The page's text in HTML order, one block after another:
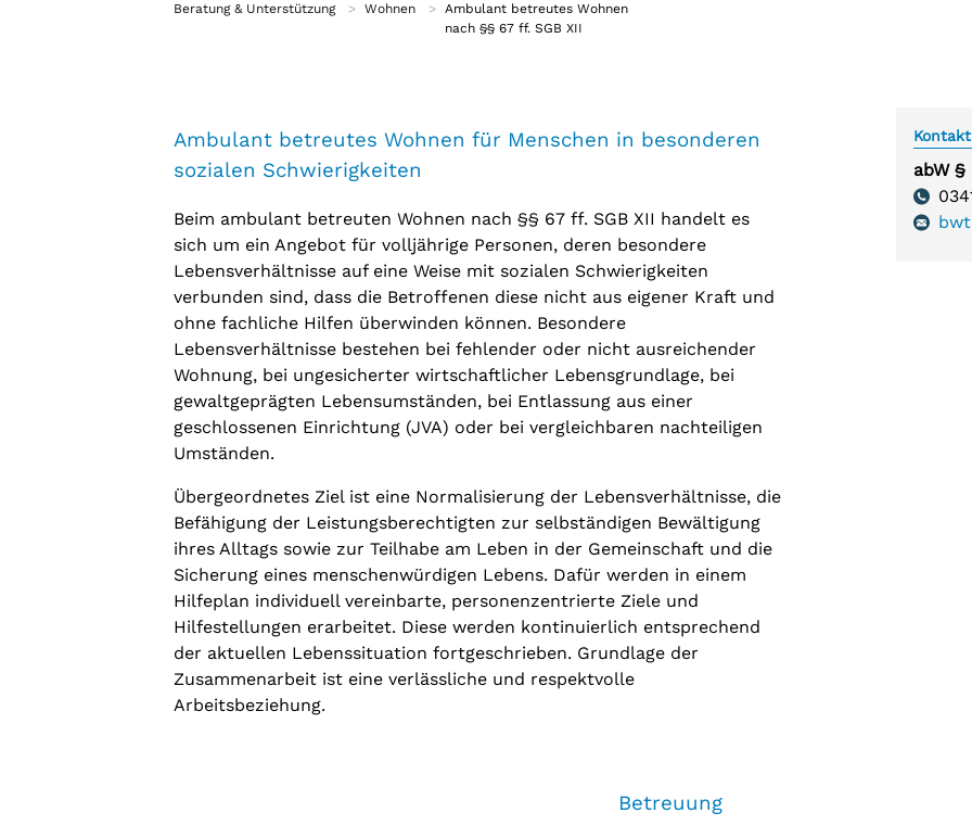
Selbsthilfe Teilhabeangebote
Beratung & Unterstützung Wohnen
Ambulant betreutes Wohnen
nach §§ 67 ff. SGB XII
Kontakt
abW §
Ambulant betreutes Wohnen für Menschen in besonderen
sozialen Schwierigkeiten
Beim ambulant betreuten Wohnen nach §§ 67 ff. SGB XII handelt es
sich um ein Angebot für volljährige Personen, deren besondere
Lebensverhältnisse auf eine Weise mit sozialen Schwierigkeiten
verbunden sind, dass die Betroffenen diese nicht aus eigener Kraft und
ohne fachliche Hilfen überwinden können. Besondere
Lebensverhältnisse bestehen bei fehlender oder nicht ausreichender
Wohnung, bei ungesicherter wirtschaftlicher Lebensgrundlage, bei
gewaltgeprägten Lebensumständen, bei Entlassung aus einer
geschlossenen Einrichtung (JVA) oder bei vergleichbaren nachteiligen
Umständen.
Übergeordnetes Ziel ist eine Normalisierung der Lebensverhältnisse, die
Befähigung der Leistungsberechtigten zur selbständigen Bewältigung
ihres Alltags sowie zur Teilhabe am Leben in der Gemeinschaft und die
Sicherung eines menschenwürdigen Lebens. Dafür werden in einem
Hilfeplan individuell vereinbarte, personenzentrierte Ziele und
Hilfestellungen erarbeitet. Diese werden kontinuierlich entsprechend
der aktuellen Lebenssituation fortgeschrieben. Grundlage der
Zusammenarbeit ist eine verlässliche und respektvolle
Arbeitsbeziehung.
Betreuung